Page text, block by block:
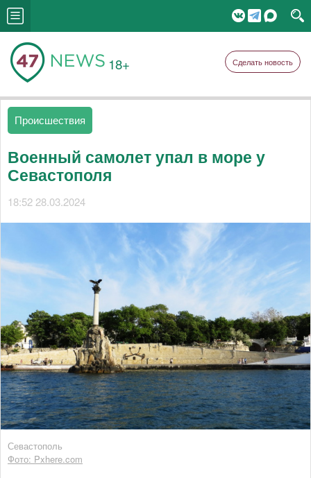
18+ Сделать новость
Происшествия
Военный самолет упал в море у
Севастополя
18:52 28.03.2024
Севастополь
Фото: Pxhere.com